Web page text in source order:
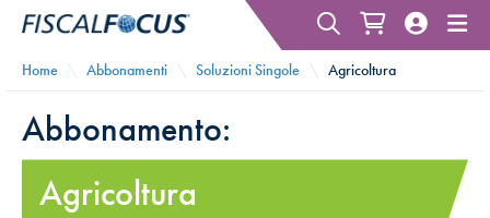
Home Abbonamenti Soluzioni Singole Agricoltura
Abbonamento:
Agricoltura